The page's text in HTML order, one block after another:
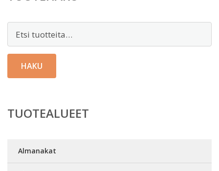
HAKU
TUOTEALUEET
Almanakat